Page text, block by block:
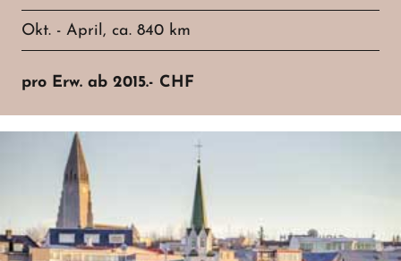
Okt. - April, ca. 840 km
pro Erw. ab 2015.- CHF